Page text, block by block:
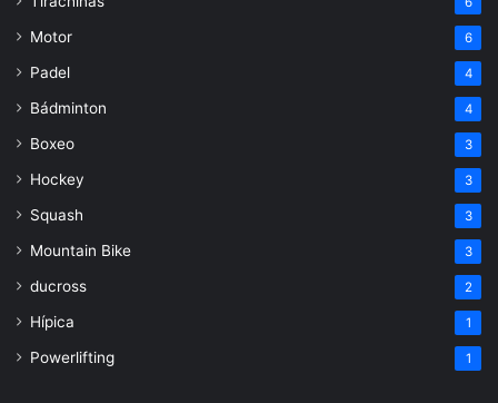
Motor 6
Padel 4
Bádminton 4
Boxeo 3
Hockey 3
Squash 3
Mountain Bike 3
ducross 2
Hípica 1
Powerlifting 1